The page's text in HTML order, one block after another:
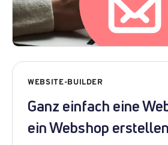
WEBSITE-BUILDER
Ganz einfach eine
ein Webshop erstellen